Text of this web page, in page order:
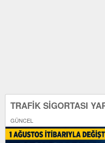
TRAFİK SİGORTASI
GÜNCEL